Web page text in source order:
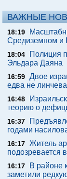
ВАЖНЫЕ
18:19
Средиземном и
18:04
Полиция
Эльдара Даяна
16:59 Двое
едва не
16:48
теорию о
16:37
годами
16:17 Житель
подозревается
16:17
В районе
заметили